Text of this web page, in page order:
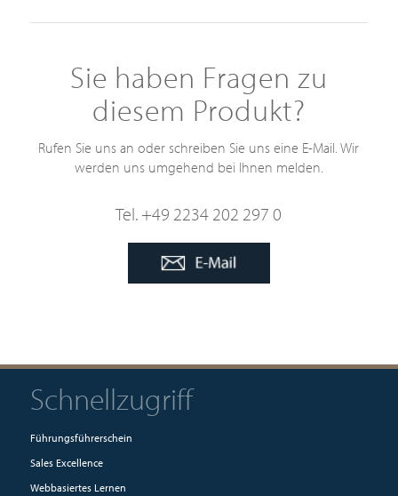
Sie haben Fragen zu
diesem Produkt?
Rufen Sie uns an oder schreiben Sie uns eine E-Mail. Wir
werden uns umgehend bei Ihnen melden.
Tel. +49 2234 202 297 0
Schnellzugriff
Führungsführerschein
Sales Excellence
Webbasiertes Lernen